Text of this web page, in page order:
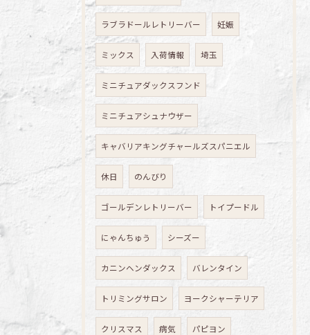
ラブラドールレトリーバー 妊娠
ミックス 入荷情報 埼玉
ミニチュアダックスフンド
ミニチュアシュナウザー
キャバリアキングチャールズスパニエル
休日 のんびり
ゴールデンレトリーバー トイプードル
にゃんちゅう シーズー
カニンヘンダックス バレンタイン
トリミングサロン ヨークシャーテリア
クリスマス 病気 パピヨン